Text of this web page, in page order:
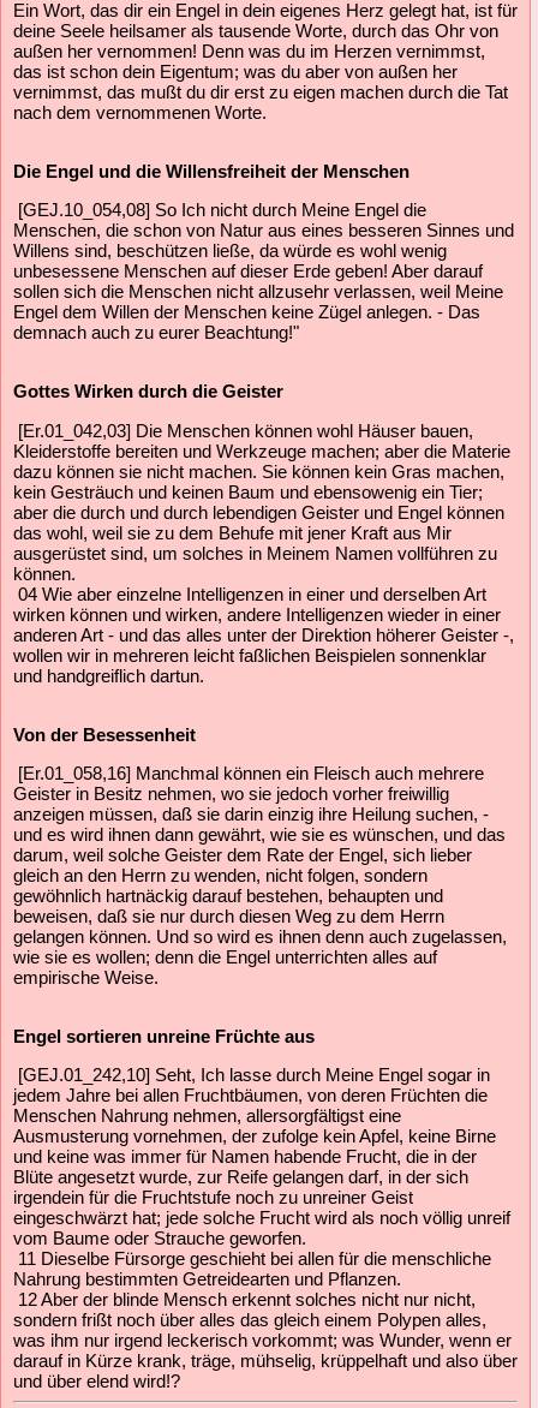
Ein Wort, das dir ein Engel in dein eigenes Herz gelegt hat, ist für
deine Seele heilsamer als tausende Worte, durch das Ohr von
außen her vernommen! Denn was du im Herzen vernimmst,
das ist schon dein Eigentum; was du aber von außen her
vernimmst, das mußt du dir erst zu eigen machen durch die Tat
nach dem vernommenen Worte.
Die Engel und die Willensfreiheit der Menschen
[GEJ.10_054,08] So Ich nicht durch Meine Engel die
Menschen, die schon von Natur aus eines besseren Sinnes und
Willens sind, beschützen ließe, da würde es wohl wenig
unbesessene Menschen auf dieser Erde geben! Aber darauf
sollen sich die Menschen nicht allzusehr verlassen, weil Meine
Engel dem Willen der Menschen keine Zügel anlegen. - Das
demnach auch zu eurer Beachtung!"
Gottes Wirken durch die Geister
[Er.01_042,03] Die Menschen können wohl Häuser bauen,
Kleiderstoffe bereiten und Werkzeuge machen; aber die Materie
dazu können sie nicht machen. Sie können kein Gras machen,
kein Gesträuch und keinen Baum und ebensowenig ein Tier;
aber die durch und durch lebendigen Geister und Engel können
das wohl, weil sie zu dem Behufe mit jener Kraft aus Mir
ausgerüstet sind, um solches in Meinem Namen vollführen zu
können.
04 Wie aber einzelne Intelligenzen in einer und derselben Art
wirken können und wirken, andere Intelligenzen wieder in einer
anderen Art - und das alles unter der Direktion höherer Geister -,
wollen wir in mehreren leicht faßlichen Beispielen sonnenklar
und handgreiflich dartun.
Von der Besessenheit
[Er.01_058,16] Manchmal können ein Fleisch auch mehrere
Geister in Besitz nehmen, wo sie jedoch vorher freiwillig
anzeigen müssen, daß sie darin einzig ihre Heilung suchen, -
und es wird ihnen dann gewährt, wie sie es wünschen, und das
darum, weil solche Geister dem Rate der Engel, sich lieber
gleich an den Herrn zu wenden, nicht folgen, sondern
gewöhnlich hartnäckig darauf bestehen, behaupten und
beweisen, daß sie nur durch diesen Weg zu dem Herrn
gelangen können. Und so wird es ihnen denn auch zugelassen,
wie sie es wollen; denn die Engel unterrichten alles auf
empirische Weise.
Engel sortieren unreine Früchte aus
[GEJ.01_242,10] Seht, Ich lasse durch Meine Engel sogar in
jedem Jahre bei allen Fruchtbäumen, von deren Früchten die
Menschen Nahrung nehmen, allersorgfältigst eine
Ausmusterung vornehmen, der zufolge kein Apfel, keine Birne
und keine was immer für Namen habende Frucht, die in der
Blüte angesetzt wurde, zur Reife gelangen darf, in der sich
irgendein für die Fruchtstufe noch zu unreiner Geist
eingeschwärzt hat; jede solche Frucht wird als noch völlig unreif
vom Baume oder Strauche geworfen.
11 Dieselbe Fürsorge geschieht bei allen für die menschliche
Nahrung bestimmten Getreidearten und Pflanzen.
12 Aber der blinde Mensch erkennt solches nicht nur nicht,
sondern frißt noch über alles das gleich einem Polypen alles,
was ihm nur irgend leckerisch vorkommt; was Wunder, wenn er
darauf in Kürze krank, träge, mühselig, krüppelhaft und also über
und über elend wird!?